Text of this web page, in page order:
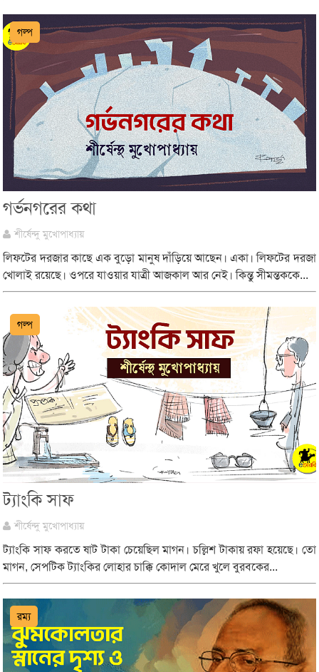
গল্প
গর্ভনগরের কথা
শীর্ষেন্দু মুখোপাধ্যায়
লিফটের দরজার কাছে এক বুড়ো মানুষ দাঁড়িয়ে আছেন। একা। লিফটের দরজা
খোলাই রয়েছে। ওপরে যাওয়ার যাত্রী আজকাল আর নেই। কিন্তু সীমন্তককে...
গল্প
ট্যাংকি সাফ
শীর্ষেন্দু মুখোপাধ্যায়
ট্যাংকি সাফ করতে ষাট টাকা চেয়েছিল মাগন। চল্লিশ টাকায় রফা হয়েছে। তো
মাগন, সেপটিক ট্যাংকির লোহার চাক্কি কোদাল মেরে খুলে বুরবকের...
রম্য